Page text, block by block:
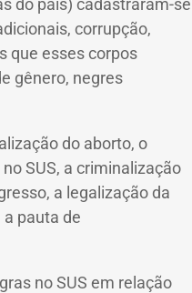
do país) cadastraram-se
corrupção,
que esses corpos
gênero, negres
do aborto, o
SUS, a criminalização
a legalização da
pauta de
no SUS em relação